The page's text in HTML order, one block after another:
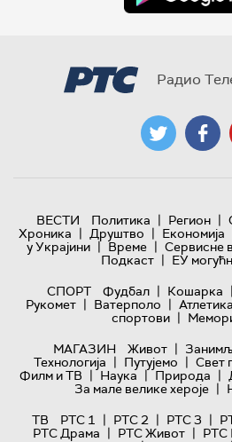
Радио
ВЕСТИ Политика | Регион |
Хроника | Друштво | Економија
у Украјини | Време | Сервисне
Подкаст | ЕУ
СПОРТ
Фудбал | Кошарка |
Рукомет | Ватерполо | Атлетика
спортови |
МАГАЗИН
Живот |
Технологијa | Путујемо | Свет
Филм и ТВ | Наука | Природа |
За мале велике хероје |
ТВ
РТС 1 | РТС 2 | РТС 3 |
РТС Драма | РТС Живот | РТС